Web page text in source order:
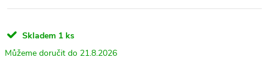
Skladem 1 ks
21.8.2026